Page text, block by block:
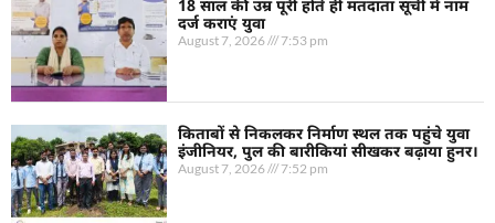
18 साल की उम्र पूरी होते ही मतदाता सूची में नाम
दर्ज कराएं युवा
August 7, 2026 7:53 pm
किताबों से निकलकर निर्माण स्थल तक पहुंचे युवा
इंजीनियर, पुल की बारीकियां सीखकर बढ़ाया हुनर।
August 7, 2026 7:52 pm